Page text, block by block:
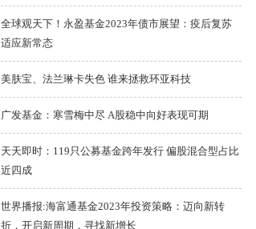
全球观天下！永盈基金2023年债市展望：疫后复苏
适应新常态
美肤宝、法兰琳卡失色 谁来拯救环亚科技
广发基金：寒雪梅中尽 A股稳中向好表现可期
天天即时：119只公募基金跨年发行 偏股混合型占比
近四成
世界播报:海富通基金2023年投资策略：迈向新转
折，开启新周期，寻找新增长